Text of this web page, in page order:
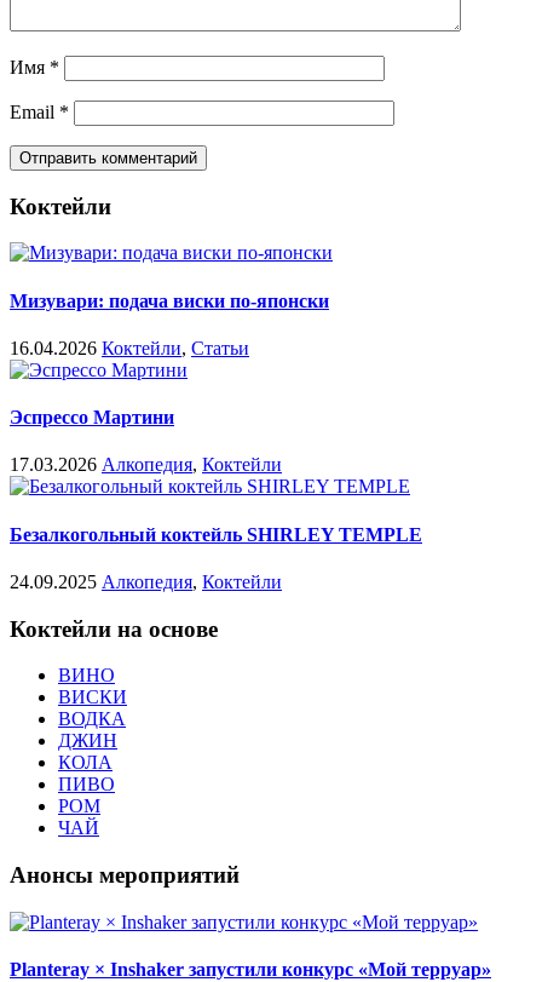
Имя *
Email *
Коктейли
Мизувари: подача виски по-японски
16.04.2026 Коктейли, Статьи
Эспрессо Мартини
17.03.2026 Алкопедия, Коктейли
Безалкогольный коктейль SHIRLEY TEMPLE
24.09.2025 Алкопедия, Коктейли
Коктейли на основе
ВИНО
ВИСКИ
ВОДКА
ДЖИН
КОЛА
ПИВО
РОМ
ЧАЙ
Анонсы мероприятий
Planteray × Inshaker запустили конкурс «Мой терруар»